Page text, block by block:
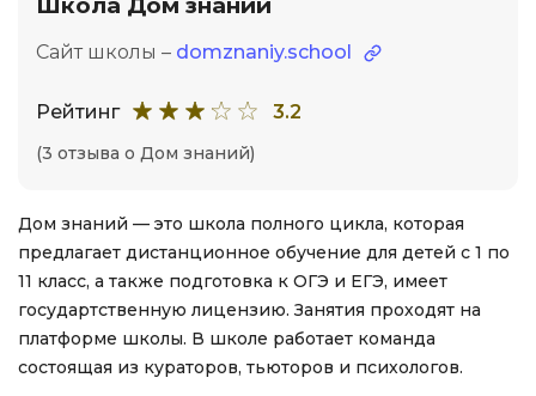
Сайт школы – domznaniy.school
Рейтинг 3.2
(3 отзыва о Дом знаний)
Дом знаний — это школа полного цикла, которая
предлагает дистанционное обучение для детей с 1 по
11 класс, а также подготовка к ОГЭ и ЕГЭ, имеет
государтственную лицензию. Занятия проходят на
платформе школы. В школе работает команда
состоящая из кураторов, тьюторов и психологов.